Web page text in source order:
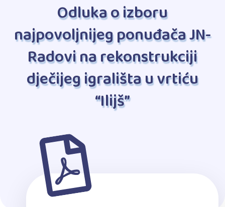
Odluka o izboru
najpovoljnijeg ponuđača JN-
Radovi na rekonstrukciji
dječijeg igrališta u vrtiću
“Ilijš”